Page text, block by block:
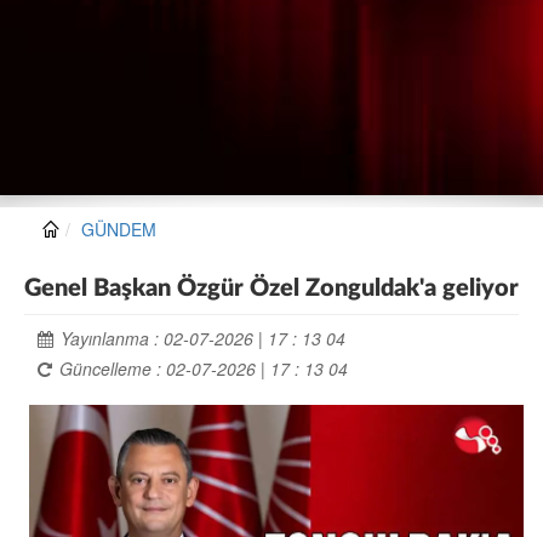
GÜNDEM
Genel Başkan Özgür Özel Zonguldak'a geliyor
Yayınlanma : 02-07-2026 | 17 : 13 04
Güncelleme : 02-07-2026 | 17 : 13 04